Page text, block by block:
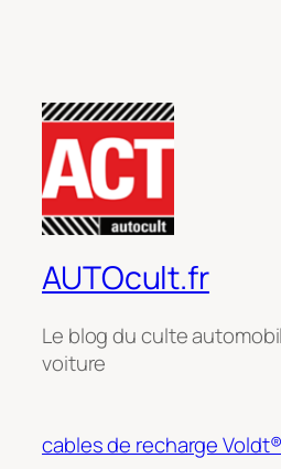
AUTOcult.fr
Le blog du culte
voiture
cables de recharge Voldt®